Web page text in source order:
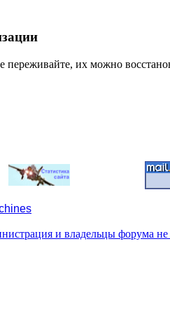
их можно
и владельцы форума не